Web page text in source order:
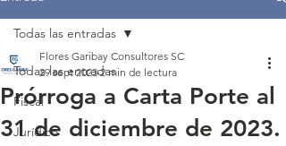
Todas las entradas
Fiscal
Jurídico
Todas las entradas
Prórroga a Carta Porte al
31 de diciembre de 2023.
Flores Garibay Consultores SC
29 sept 2023 2 min de lectura